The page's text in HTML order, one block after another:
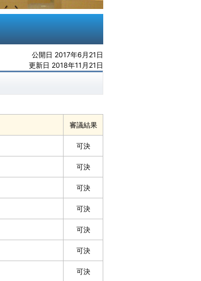
公開日 2017年6月21日
更新日 2018年11月21日
審議結果
可決
可決
可決
可決
可決
可決
可決